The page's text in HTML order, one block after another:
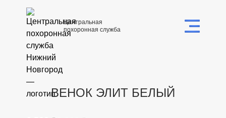
Центральная
похоронная служба
ВЕНОК ЭЛИТ БЕЛЫЙ